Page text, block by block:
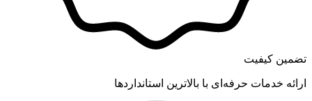
تضمین کیفیت
ارائه خدمات حرفه‌ای با بالاترین استانداردها